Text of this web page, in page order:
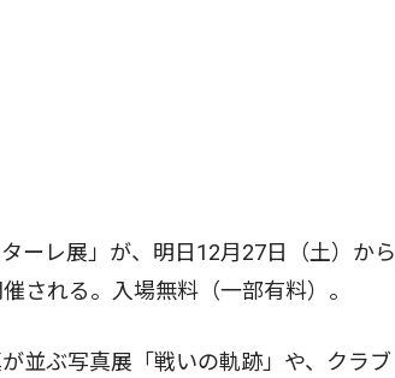
ーレ展」が、明日12月27日（土）から
される。入場無料（一部有料）。
並ぶ写真展「戦いの軌跡」や、クラブ